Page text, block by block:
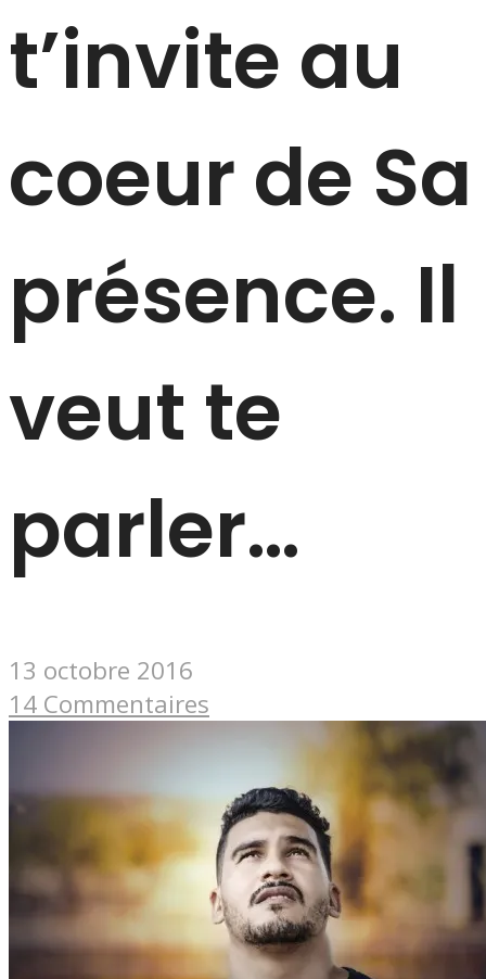
t’invite au
coeur de Sa
présence. Il
veut te
parler…
13 octobre 2016
14 Commentaires